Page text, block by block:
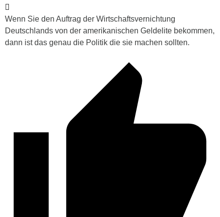
Wenn Sie den Auftrag der Wirtschaftsvernichtung
Deutschlands von der amerikanischen Geldelite bekommen,
dann ist das genau die Politik die sie machen sollten.